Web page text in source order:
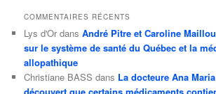
COMMENTAIRES RÉCENTS
Lys d'Or dansAndré Pitre et Caroline
sur le système de santé du Québec et la
allopathique
Christiane BASS dans La docteure Ana